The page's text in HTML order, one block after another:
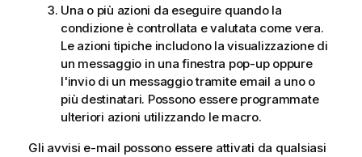
Una o più azioni da eseguire quando la
condizione è controllata e valutata come vera.
Le azioni tipiche includono la visualizzazione di
un messaggio in una finestra pop-up oppure
l'invio di un messaggio tramite email a uno o
più destinatari. Possono essere programmate
ulteriori azioni utilizzando le macro.
Gli avvisi e-mail possono essere attivati da qualsiasi